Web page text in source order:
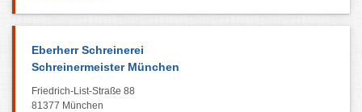
Eberherr Schreinerei
Schreinermeister München
Friedrich-List-Straße 88
81377 München